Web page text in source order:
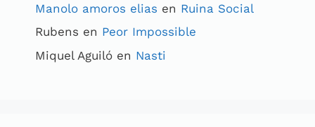
Manolo amoros elias en Ruina Social
Rubens en Peor Impossible
Miquel Aguiló en Nasti